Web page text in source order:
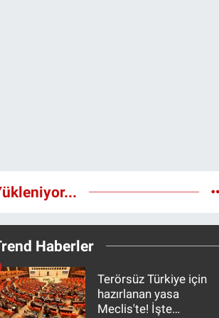
Haberler
Terörsüz Türkiye için
hazırlanan yasa
Meclis'te! İşte